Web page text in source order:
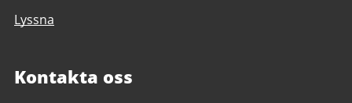
Lyssna
Kontakta oss